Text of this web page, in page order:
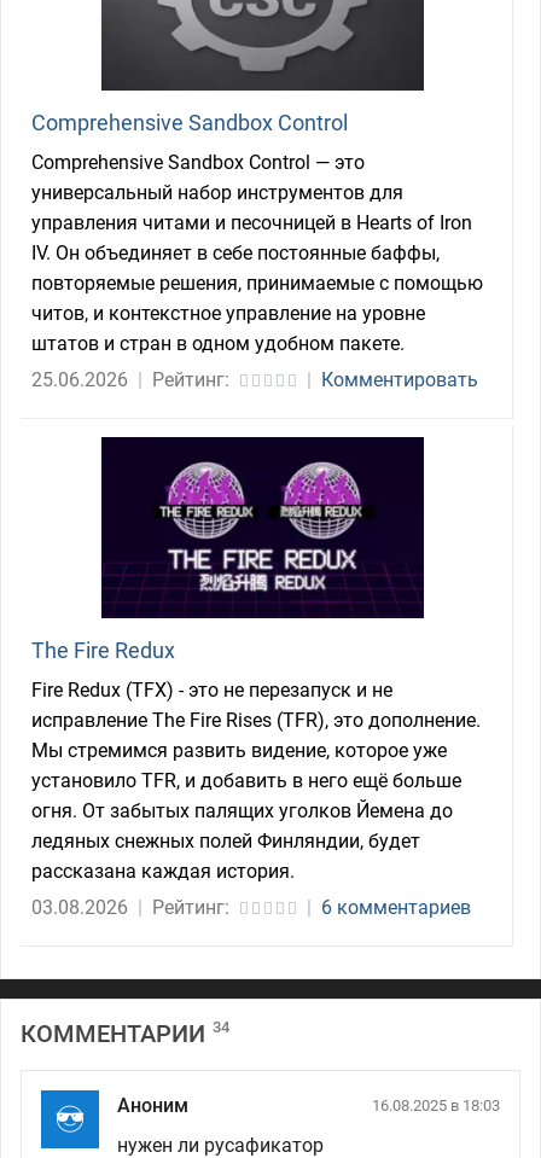
Comprehensive Sandbox Control
Comprehensive Sandbox Control — это
универсальный набор инструментов для
управления читами и песочницей в Hearts of Iron
IV. Он объединяет в себе постоянные баффы,
повторяемые решения, принимаемые с помощью
читов, и контекстное управление на уровне
штатов и стран в одном удобном пакете.
25.06.2026 | Рейтинг: | Комментировать
The Fire Redux
Fire Redux (TFX) - это не перезапуск и не
исправление The Fire Rises (TFR), это дополнение.
Мы стремимся развить видение, которое уже
установило TFR, и добавить в него ещё больше
огня. От забытых палящих уголков Йемена до
ледяных снежных полей Финляндии, будет
рассказана каждая история.
03.08.2026 | Рейтинг: | 6 комментариев
КОММЕНТАРИИ 34
Аноним 16.08.2025 в 18:03
нужен ли русафикатор